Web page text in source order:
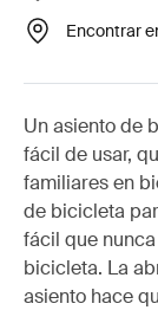
Encontrar
Un asiento de
fácil de usar,
familiares en
de bicicleta
fácil que
bicicleta. La
asiento hace